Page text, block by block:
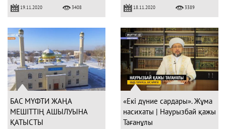
19.11.2020 3408 18.11.2020 3389
БАС МҮФТИ ЖАҢА
МЕШІТТІҢ АШЫЛУЫНА
ҚАТЫСТЫ
«Екі дүние сардары». Жұма
насихаты | Наурызбай қажы
Тағанұлы